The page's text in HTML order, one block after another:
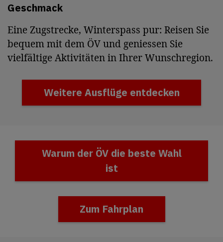
Geschmack
Eine Zugstrecke, Winterspass pur: Reisen Sie
bequem mit dem ÖV und geniessen Sie
vielfältige Aktivitäten in Ihrer Wunschregion.
Weitere Ausflüge entdecken
Warum der ÖV die beste Wahl
ist
Zum Fahrplan